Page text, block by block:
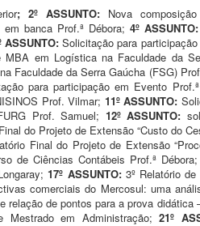
; 2º ASSUNTO: Nova
em banca Prof.ª Débora;4º ASSUNTO:
ASSUNTO:Solicitação para
em Logística na Faculdade da
Faculdade da Serra Gaúcha (FSG)
para participação em Evento
Prof. Vilmar; 11º ASSUNTO:
Prof. Samuel; 12º ASSUNTO:
do Projeto de Extensão “Custo do
Final do Projeto de Extensão
de Ciências Contábeis Prof.ª Débora;
17º ASSUNTO: 3º Relatório
comerciais do Mercosul: uma
de pontos para a prova didática
Mestrado em Administração;21º